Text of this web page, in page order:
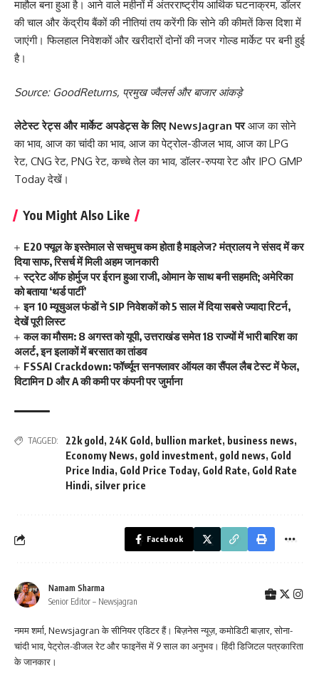
माहौल बना हुआ है। आने वाले महीनों में अंतरराष्ट्रीय आर्थिक घटनाक्रम, डॉलर
की चाल और केंद्रीय बैंकों की नीतियां तय करेंगी कि सोने की कीमतें किस दिशा में
जाएंगी। फिलहाल निवेशकों और खरीदारों दोनों की नजर गोल्ड मार्केट पर बनी हुई
है।
Source: GoodReturns, प्रमुख ज्वैलर्स और बाजार आंकड़े
लेटेस्ट रेट्स और मार्केट अपडेट्स के लिए NewsJagran पर आज का सोने
का भाव, आज का चांदी का भाव, आज का पेट्रोल-डीजल भाव, आज का LPG
रेट, CNG रेट, PNG रेट,कच्चे तेल का भाव,डॉलर-रुपया रेट और IPO GMP
Todayदेखें।
You Might Also Like
E20 फ्यूल के इस्तेमाल से सचमुच कम होता है माइलेज? मंत्रालय ने संसद में कर
दिया साफ, रिसर्च में मिली अहम जानकारी
स्ट्रेट ऑफ होर्मुज पर ईरान हुआ राजी, ओमान के साथ बनी सहमति; अमेरिका
को बताया ‘थर्ड पार्टी’
इन 10 म्यूचुअल फंडों ने SIP निवेशकों को 5 साल में दिया सबसे ज्यादा रिटर्न,
देखें पूरी लिस्ट
कल का मौसम: 8 अगस्त को यूपी, उत्तराखंड समेत 18 राज्यों में भारी बारिश का
अलर्ट, इन इलाकों में बरसात का तांडव
FSSAI Crackdown: फॉर्च्यून सनफ्लावर ऑयल का सैंपल लैब टेस्ट में फेल,
विटामिन D और A की कमी पर कंपनी पर जुर्माना
TAGGED: 22k gold , 24K Gold , bullion market, business news,
Economy News, gold investment, gold news, Gold
Price India, Gold Price Today, Gold Rate, Gold Rate
Hindi, silver price
Facebook
Namam Sharma
Senior Editor – Newsjagran
नमम शर्मा, Newsjagran के सीनियर एडिटर हैं। बिज़नेस न्यूज़, कमोडिटी बाज़ार, सोना-
चांदी भाव, पेट्रोल-डीजल रेट और फाइनेंस में 9 साल का अनुभव। हिंदी डिजिटल पत्रकारिता
के जानकार।